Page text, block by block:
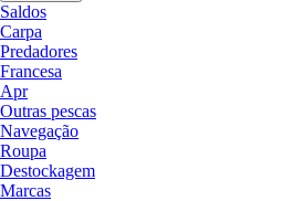
Saldos
Carpa
Predadores
Francesa
Apr
Outras pescas
Navegação
Roupa
Destockagem
Marcas